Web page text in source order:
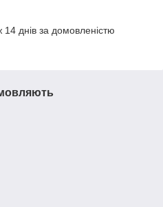
днів за домовленістю